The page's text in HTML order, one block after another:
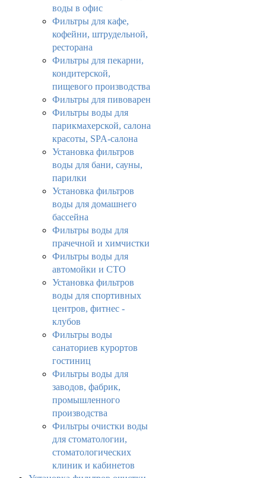
воды в офис
Фильтры для кафе,
кофейни, штрудельной,
ресторана
Фильтры для пекарни,
кондитерской,
пищевого производства
Фильтры для пивоварен
Фильтры воды для
парикмахерской, салона
красоты, SPA-салона
Установка фильтров
воды для бани, сауны,
парилки
Установка фильтров
воды для домашнего
бассейна
Фильтры воды для
прачечной и химчистки
Фильтры воды для
автомойки и СТО
Установка фильтров
воды для спортивных
центров, фитнес -
клубов
Фильтры воды
санаториев курортов
гостиниц
Фильтры воды для
заводов, фабрик,
промышленного
производства
Фильтры очистки воды
для стоматологии,
стоматологических
клиник и кабинетов